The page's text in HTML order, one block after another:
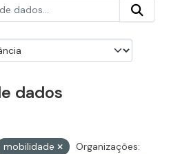
dados
mobilidade
Organizações: